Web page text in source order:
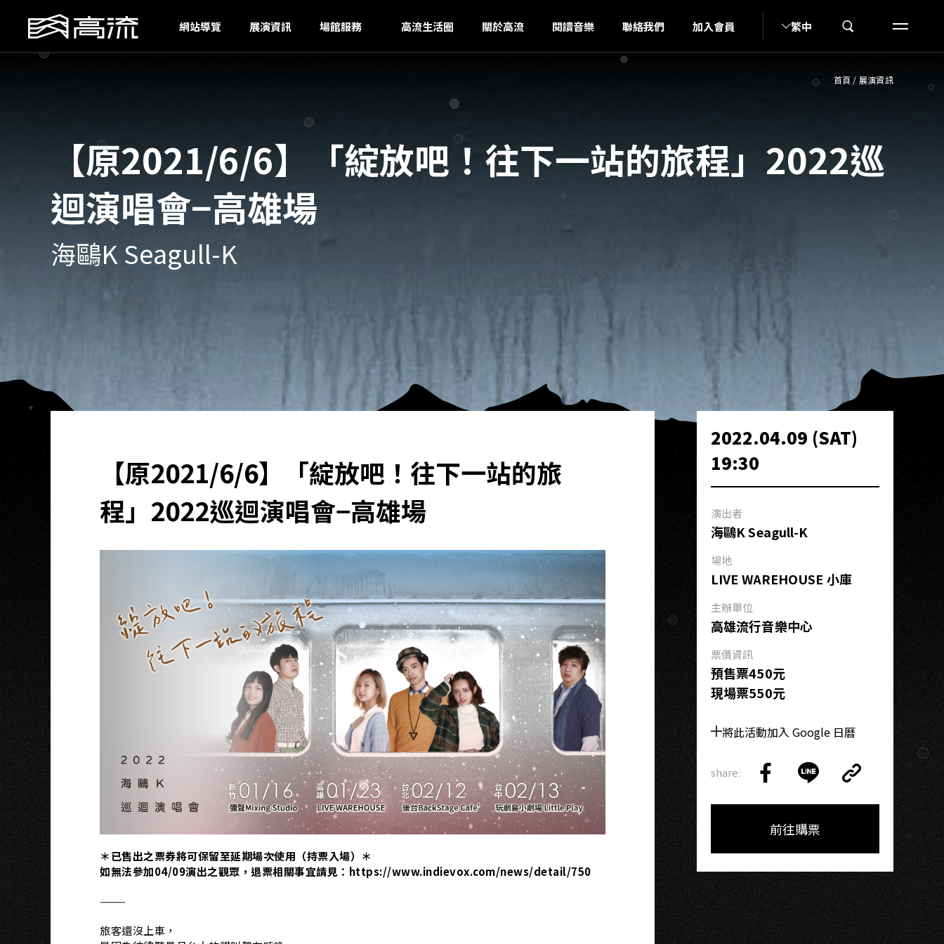
網站導覽 展演資訊 場館服務 高流生活圈 關於高流 閱讀音樂 聯絡我們 加入會員 繁中
首頁 / 展演資訊
【原2021/6/6】「綻放吧！往下一站的旅程」2022巡
迴演唱會−高雄場
海鷗K Seagull-K
【原2021/6/6】「綻放吧！往下一站的旅
程」2022巡迴演唱會−高雄場
＊已售出之票券將可保留至延期場次使用（持票入場）＊
如無法參加04/09演出之觀眾，退票相關事宜請見：https://www.indievox.com/news/detail/750
———
旅客還沒上車，
2022.04.09 (SAT)
19:30
演出者
海鷗K Seagull-K
場地
LIVE WAREHOUSE 小庫
主辦單位
高雄流行音樂中心
票價資訊
預售票450元
現場票550元
將此活動加入 Google 日曆
share:
on
Facebook
on
LINE
Link
Copy
前往購票